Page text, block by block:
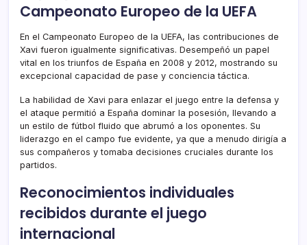
Campeonato Europeo de la UEFA
En el Campeonato Europeo de la UEFA, las contribuciones de
Xavi fueron igualmente significativas. Desempeñó un papel
vital en los triunfos de España en 2008 y 2012, mostrando su
excepcional capacidad de pase y conciencia táctica.
La habilidad de Xavi para enlazar el juego entre la defensa y
el ataque permitió a España dominar la posesión, llevando a
un estilo de fútbol fluido que abrumó a los oponentes. Su
liderazgo en el campo fue evidente, ya que a menudo dirigía a
sus compañeros y tomaba decisiones cruciales durante los
partidos.
Reconocimientos individuales
recibidos durante el juego
internacional